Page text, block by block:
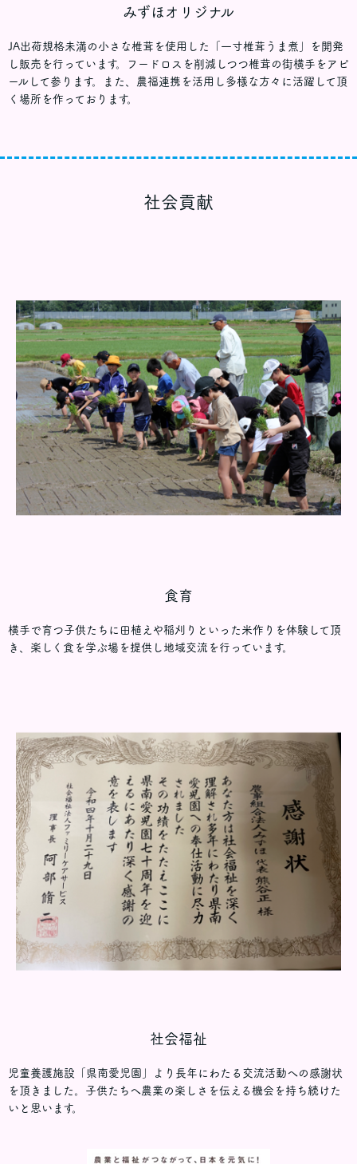
みずほオリジナル
JA出荷規格未満の小さな椎茸を使用した「一寸椎茸うま煮」を開発
し販売を行っています。フードロスを削減しつつ椎茸の街横手をアピ
ールして参ります。また、農福連携を活用し多様な方々に活躍して頂
く場所を作っております。
社会貢献
食育
横手で育つ子供たちに田植えや稲刈りといった米作りを体験して頂
き、楽しく食を学ぶ場を提供し地域交流を行っています。
社会福祉
児童養護施設「県南愛児園」より長年にわたる交流活動への感謝状
を頂きました。子供たちへ農業の楽しさを伝える機会を持ち続けた
いと思います。